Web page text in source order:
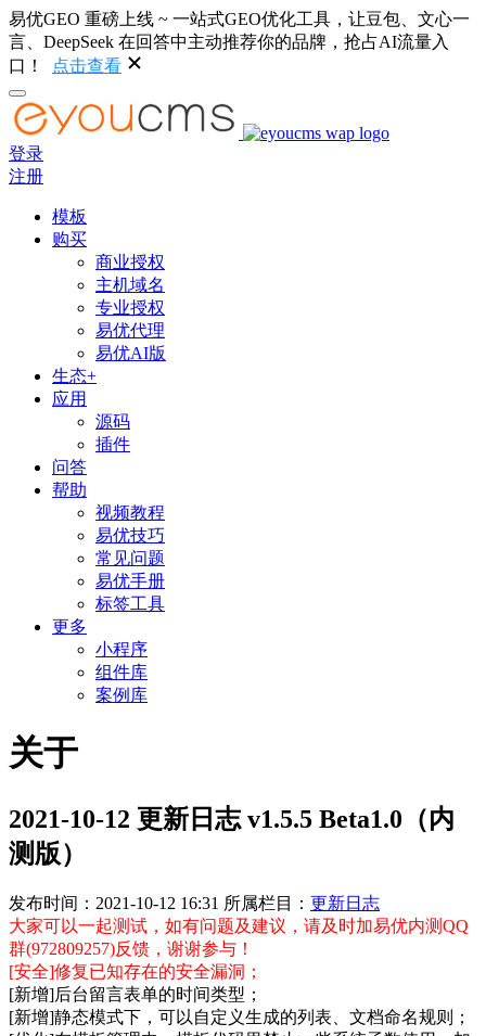
易优GEO 重磅上线 ~ 一站式GEO优化工具，让豆包、文心一
言、DeepSeek 在回答中主动推荐你的品牌，抢占AI流量入
口！
点击查看
登录
注册
模板
购买
商业授权
主机域名
专业授权
易优代理
易优AI版
生态+
应用
源码
插件
问答
帮助
视频教程
易优技巧
常见问题
易优手册
标签工具
更多
小程序
组件库
案例库
关于
2021-10-12 更新日志 v1.5.5 Beta1.0（内
测版）
发布时间：2021-10-12 16:31 所属栏目： 更新日志
大家可以一起测试，如有问题及建议，请及时加易优内测QQ
群(972809257)反馈，谢谢参与！
[安全]修复已知存在的安全漏洞；
[新增]后台留言表单的时间类型；
[新增]静态模式下，可以自定义生成的列表、文档命名规则；